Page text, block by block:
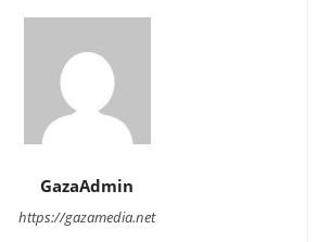
GazaAdmin
https://gazamedia.net